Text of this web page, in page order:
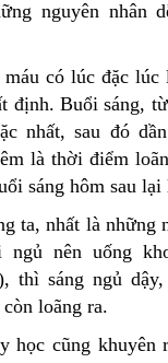
nguyên nhân
máu có lúc đặc
định. Buổi sáng,
nhất, sau đó
là thời điểm
sáng hôm sau lại
ta, nhất là những
nên uống
thì sáng ngủ
loãng ra.
học cũng